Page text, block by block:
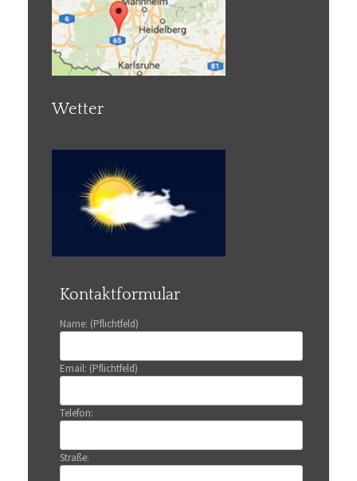
Wetter
Kontaktformular
Name: (Pflichtfeld)
Email: (Pflichtfeld)
Telefon:
Straße: